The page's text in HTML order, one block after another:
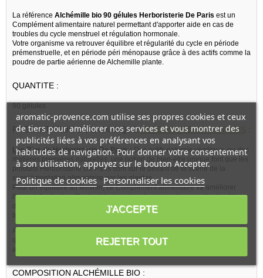
La référence Alchémille bio 90 gélules Herboristerie De Paris est un
Complément alimentaire naturel permettant d'apporter aide en cas de
troubles du cycle menstruel et régulation hormonale.
Votre organisme va retrouver équilibre et régularité du cycle en période
prémenstruelle, et en période péri ménopause grâce à des actifs comme la
poudre de partie aérienne de Alchemille plante.
QUANTITE :
90 gélules
PRESENTATION DE LA MARQUEHERBORISTERIE DE PARIS
Les Plus de Herboristerie De Paris :Des actifs naturels végétaux, ou des
matières premières naturelles, une notion de bien-être unique font que les
produits Herboristerie De Paris sont sur le devant de la scène de la
supplémentation alimentaire par les plantes.
Pour un équilibre au féminin, ce Complément alimentaire va améliorer
l'apport de plantes d'herboristerie qui vont venir contrecarrer les troubles
du cycle féminin et les déséquilibres en hormones, mais aussi aider le
transit et aider les voies respiratoires supérieures (gorge et nez).
Ainsi, Herboristerie De Paris Alchémille bio s'adapte à votre organisme,
que ce soit pour réguler, équilibrer et optimiser le cycle menstruel et aider
COMPOSITION ALCHÉMILLE BIO :
aromatic-provence.com utilise ses propres cookies et ceux
de tiers pour améliorer nos services et vous montrer des
publicités liées à vos préférences en analysant vos
habitudes de navigation. Pour donner votre consentement
à son utilisation, appuyez sur le bouton Accepter.
Politique de cookies Personnaliser les cookies
REJETER TOUT
J'ACCEPTE